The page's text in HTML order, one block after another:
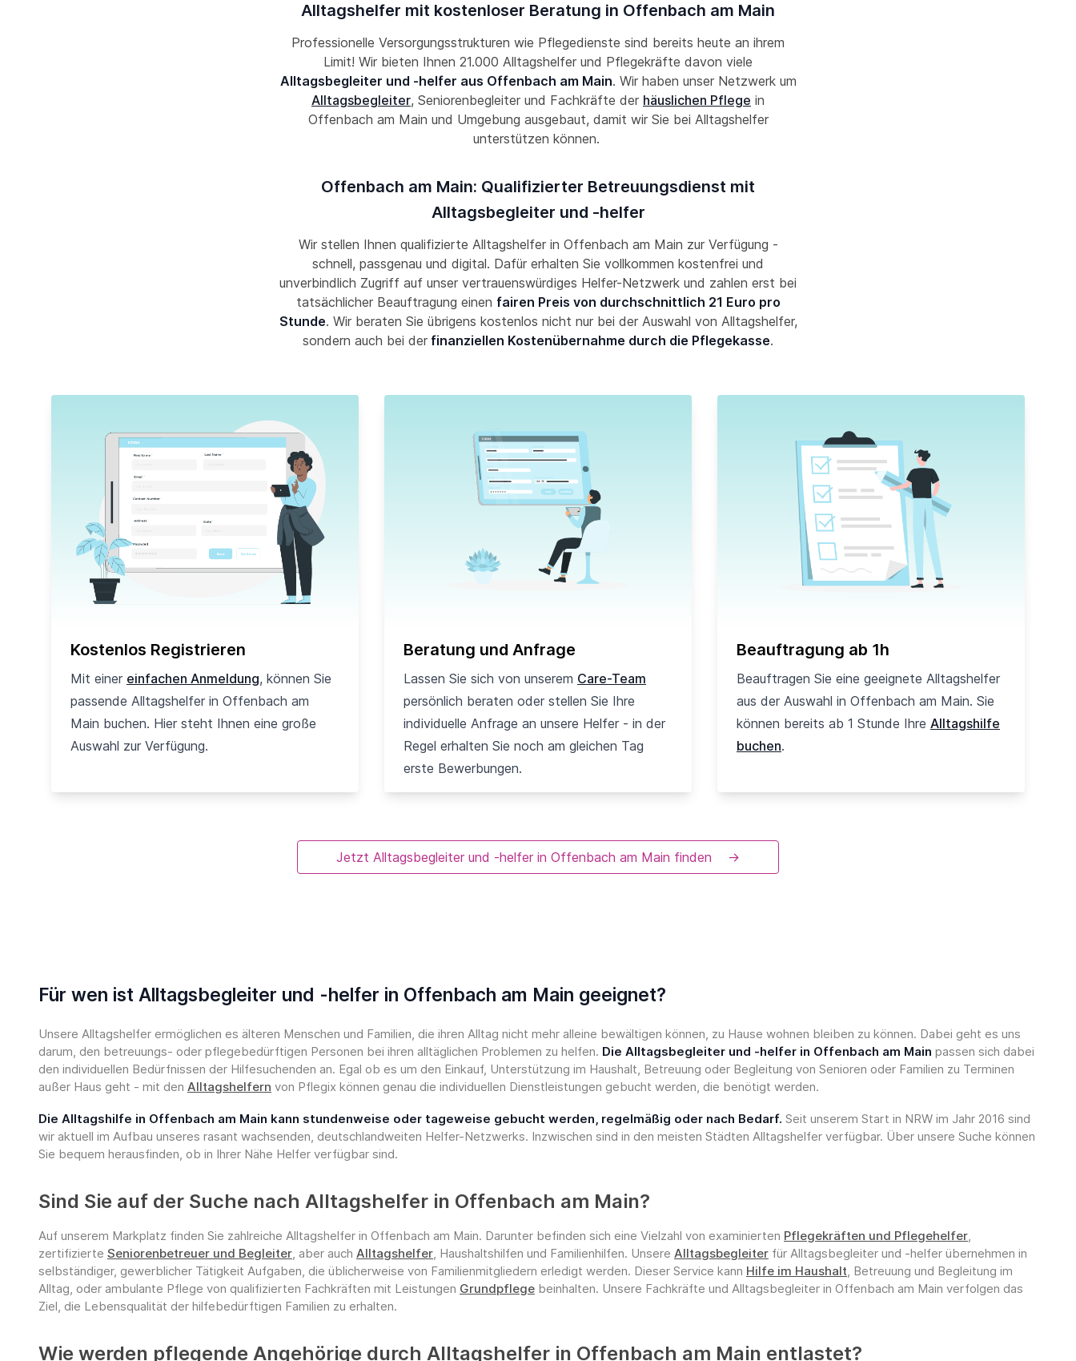
Alltagshelfer mit kostenloser Beratung in Offenbach am Main
Professionelle Versorgungsstrukturen wie Pflegedienste sind bereits heute an ihrem
Limit! Wir bieten Ihnen 21.000 Alltagshelfer und Pflegekräfte davon viele
Alltagsbegleiter und -helfer aus Offenbach am Main. Wir haben unser Netzwerk um
Alltagsbegleiter, Seniorenbegleiter und Fachkräfte der häuslichen Pflege in
Offenbach am Main und Umgebung ausgebaut, damit wir Sie bei Alltagshelfer
unterstützen können.
Offenbach am Main: Qualifizierter Betreuungsdienst mit
Alltagsbegleiter und -helfer
Wir stellen Ihnen qualifizierte Alltagshelfer in Offenbach am Main zur Verfügung -
schnell, passgenau und digital. Dafür erhalten Sie vollkommen kostenfrei und
unverbindlich Zugriff auf unser vertrauenswürdiges Helfer-Netzwerk und zahlen erst bei
tatsächlicher Beauftragung einen fairen Preis von durchschnittlich 21 Euro pro
Stunde. Wir beraten Sie übrigens kostenlos nicht nur bei der Auswahl von Alltagshelfer,
sondern auch bei der finanziellen Kostenübernahme durch die Pflegekasse.
Kostenlos Registrieren
Mit einer einfachen Anmeldung, können Sie
passende Alltagshelfer in Offenbach am
Main buchen. Hier steht Ihnen eine große
Auswahl zur Verfügung.
Beratung und Anfrage
Lassen Sie sich von unserem Care-Team
persönlich beraten oder stellen Sie Ihre
individuelle Anfrage an unsere Helfer - in der
Regel erhalten Sie noch am gleichen Tag
erste Bewerbungen.
Beauftragung ab 1h
Beauftragen Sie eine geeignete Alltagshelfer
aus der Auswahl in Offenbach am Main. Sie
können bereits ab 1 Stunde Ihre Alltagshilfe
buchen.
Jetzt Alltagsbegleiter und -helfer in Offenbach am Main finden →
Für wen ist Alltagsbegleiter und -helfer in Offenbach am Main geeignet?
Unsere Alltagshelfer ermöglichen es älteren Menschen und Familien, die ihren Alltag nicht mehr alleine bewältigen können, zu Hause wohnen bleiben zu können. Dabei geht es uns
darum, den betreuungs- oder pflegebedürftigen Personen bei ihren alltäglichen Problemen zu helfen. Die Alltagsbegleiter und -helfer in Offenbach am Main passen sich dabei
den individuellen Bedürfnissen der Hilfesuchenden an. Egal ob es um den Einkauf, Unterstützung im Haushalt, Betreuung oder Begleitung von Senioren oder Familien zu Terminen
außer Haus geht - mit den Alltagshelfern von Pflegix können genau die individuellen Dienstleistungen gebucht werden, die benötigt werden.
Die Alltagshilfe in Offenbach am Main kann stundenweise oder tageweise gebucht werden, regelmäßig oder nach Bedarf. Seit unserem Start in NRW im Jahr 2016 sind
wir aktuell im Aufbau unseres rasant wachsenden, deutschlandweiten Helfer-Netzwerks. Inzwischen sind in den meisten Städten Alltagshelfer verfügbar. Über unsere Suche können
Sie bequem herausfinden, ob in Ihrer Nähe Helfer verfügbar sind.
Sind Sie auf der Suche nach Alltagshelfer in Offenbach am Main?
Auf unserem Markplatz finden Sie zahlreiche Alltagshelfer in Offenbach am Main. Darunter befinden sich eine Vielzahl von examinierten Pflegekräften und Pflegehelfer,
zertifizierte Seniorenbetreuer und Begleiter, aber auch Alltagshelfer, Haushaltshilfen und Familienhilfen. Unsere Alltagsbegleiter für Alltagsbegleiter und -helfer übernehmen in
selbständiger, gewerblicher Tätigkeit Aufgaben, die üblicherweise von Familienmitgliedern erledigt werden. Dieser Service kann Hilfe im Haushalt, Betreuung und Begleitung im
Alltag, oder ambulante Pflege von qualifizierten Fachkräften mit Leistungen Grundpflege beinhalten. Unsere Fachkräfte und Alltagsbegleiter in Offenbach am Main verfolgen das
Ziel, die Lebensqualität der hilfebedürftigen Familien zu erhalten.
Wie werden pflegende Angehörige durch Alltagshelfer in Offenbach am Main entlastet?